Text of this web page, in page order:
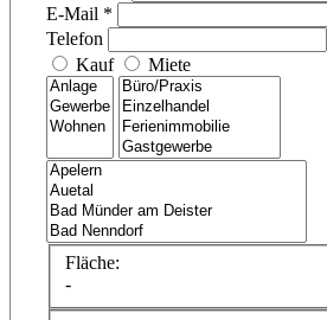
E-Mail *
Telefon
Kauf
Miete
Fläche:
-